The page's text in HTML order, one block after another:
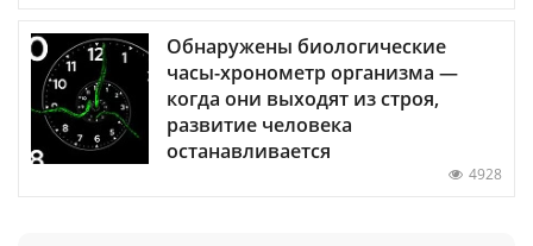
Обнаружены биологические
часы-хронометр организма —
когда они выходят из строя,
развитие человека
останавливается
4928